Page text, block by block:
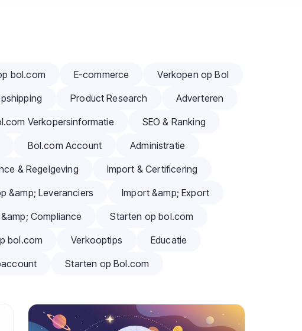
bol.com E-commerce
Verkopen op Bol
Product Research
Adverteren
Verkopersinformatie
SEO & Ranking
Bol.com Account
Administratie
& Regelgeving
Import & Certificering
&amp; Leveranciers
Import &amp; Export
Compliance
Starten op bol.com
bol.com Verkooptips
Educatie
Starten op Bol.com